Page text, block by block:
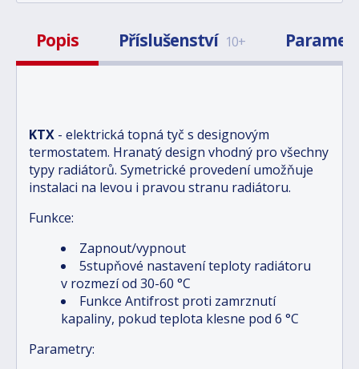
Popis Příslušenství 10+
KTX - elektrická topná tyč s designovým
termostatem. Hranatý design vhodný pro všechny
typy radiátorů. Symetrické provedení umožňuje
instalaci na levou i pravou stranu radiátoru.
Funkce:
Zapnout/vypnout
5stupňové nastavení teploty radiátoru
v rozmezí od 30-60 °C
Funkce Antifrost proti zamrznutí
kapaliny, pokud teplota klesne pod 6 °C
Parametry: